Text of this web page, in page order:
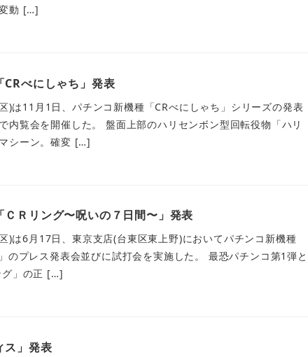
動 […]
べにしゃち」発表
)は11月1日、パチンコ新機種「CRべにしゃち」シリーズの発表
内覧会を開催した。 盤面上部のハリセンボン型回転役物「ハリ
シーン。確変 […]
Ｒリング〜呪いの７日間〜」発表
)は6月17日、東京支店(台東区東上野)においてパチンコ新機種
のプレス発表会並びに試打会を実施した。 最恐パチンコ第1弾と
グ」の正 […]
」発表